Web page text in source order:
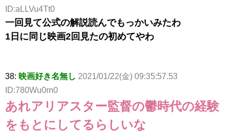
ID:aLLVu4Tt0
一回見て公式の解説読んでもっかいみたわ
1日に同じ映画2回見たの初めてやわ
38: 映画好き名無し 2021/01/22(金) 09:35:57.53
ID:780Wu0rn0
あれアリアスター監督の鬱時代の経験
をもとにしてるらしいな